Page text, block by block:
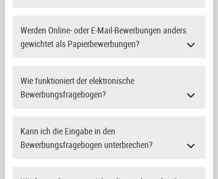
Werden Online- oder E-Mail-Bewerbungen anders
gewichtet als Papierbewerbungen?
Wie funktioniert der elektronische
Bewerbungsfragebogen?
Kann ich die Eingabe in den
Bewerbungsfragebogen unterbrechen?